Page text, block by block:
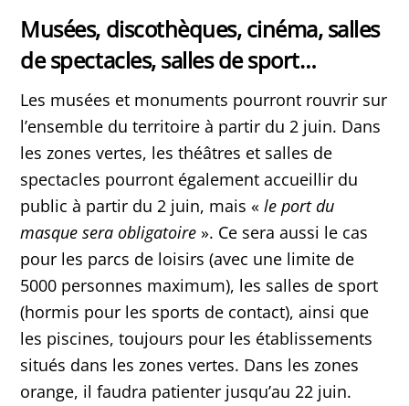
Musées, discothèques, cinéma, salles
de spectacles, salles de sport…
Les musées et monuments pourront rouvrir sur
l’ensemble du territoire à partir du 2 juin. Dans
les zones vertes, les théâtres et salles de
spectacles pourront également accueillir du
public à partir du 2 juin, mais «le port du
masque sera obligatoire ». Ce sera aussi le cas
pour les parcs de loisirs (avec une limite de
5000 personnes maximum), les salles de sport
(hormis pour les sports de contact), ainsi que
les piscines, toujours pour les établissements
situés dans les zones vertes. Dans les zones
orange, il faudra patienter jusqu’au 22 juin.